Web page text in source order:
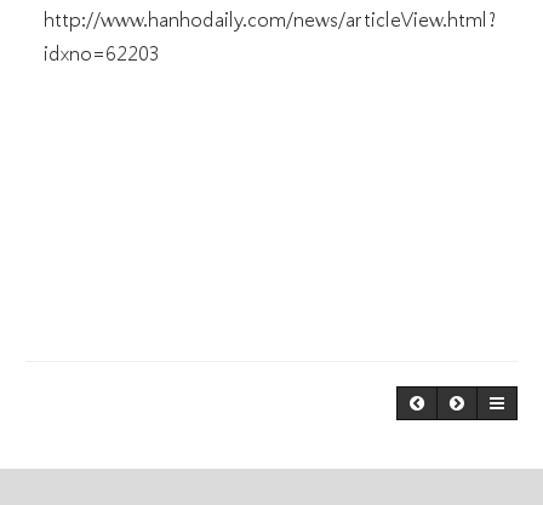
http://www.hanhodaily.com/news/articleView.html?
idxno=62203